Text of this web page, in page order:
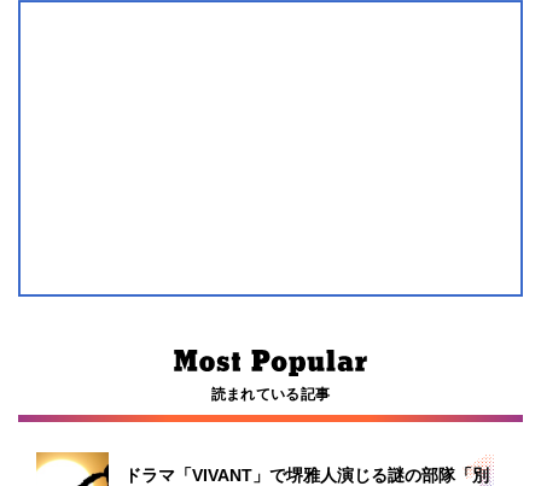
読まれている記事
ドラマ「VIVANT」で堺雅人演じる謎の部隊「別